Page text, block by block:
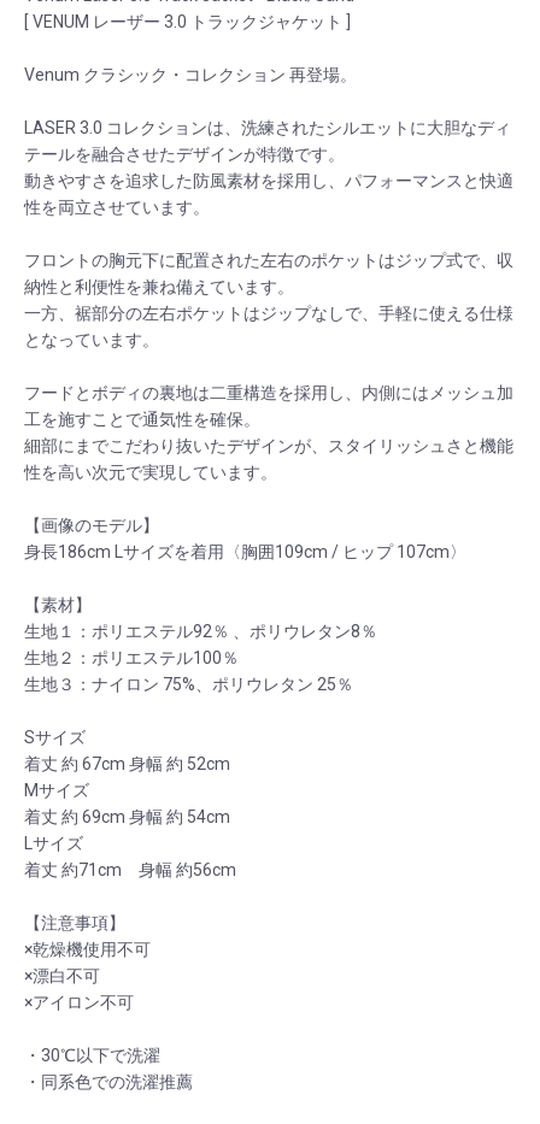
[ VENUM レーザー 3.0 トラックジャケット ]
Venum クラシック・コレクション 再登場。
LASER 3.0 コレクションは、洗練されたシルエットに大胆なディ
テールを融合させたデザインが特徴です。
動きやすさを追求した防風素材を採用し、パフォーマンスと快適
性を両立させています。
フロントの胸元下に配置された左右のポケットはジップ式で、収
納性と利便性を兼ね備えています。
一方、裾部分の左右ポケットはジップなしで、手軽に使える仕様
となっています。
フードとボディの裏地は二重構造を採用し、内側にはメッシュ加
工を施すことで通気性を確保。
細部にまでこだわり抜いたデザインが、スタイリッシュさと機能
性を高い次元で実現しています。
【画像のモデル】
身長186cm Lサイズを着用〈胸囲109cm / ヒップ 107cm〉
【素材】
生地１：ポリエステル92％ 、ポリウレタン8％
生地２：ポリエステル100％
生地３：ナイロン 75%、ポリウレタン 25％
Sサイズ
着丈 約 67cm 身幅 約 52cm
Mサイズ
着丈 約 69cm 身幅 約 54cm
Lサイズ
着丈 約71cm 身幅 約56cm
【注意事項】
×乾燥機使用不可
×漂白不可
×アイロン不可
・30℃以下で洗濯
・同系色での洗濯推薦